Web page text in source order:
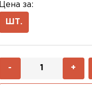
Цена за:
ШТ.
- +